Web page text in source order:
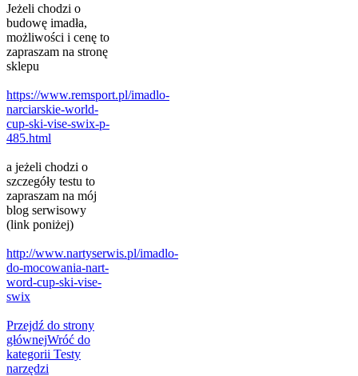
Jeżeli chodzi o
budowę imadła,
możliwości i cenę to
zapraszam na stronę
sklepu
https://www.remsport.pl/imadlo-
narciarskie-world-
cup-ski-vise-swix-p-
485.html
a jeżeli chodzi o
szczegóły testu to
zapraszam na mój
blog serwisowy
(link poniżej)
http://www.nartyserwis.pl/imadlo-
do-mocowania-nart-
word-cup-ski-vise-
swix
Przejdź do strony
głównejWróć do
kategorii Testy
narzędzi